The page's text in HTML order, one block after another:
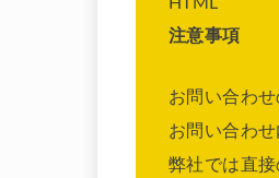
注意事項
お問い合わ
お問い合わ
弊社では直接